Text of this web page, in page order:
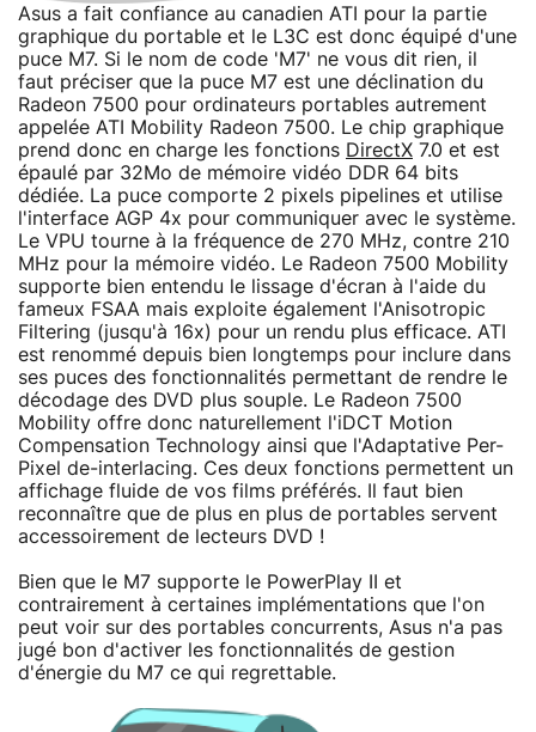
Asus a fait confiance au canadien ATI pour la partie
graphique du portable et le L3C est donc équipé d'une
puce M7. Si le nom de code 'M7' ne vous dit rien, il
faut préciser que la puce M7 est une déclination du
Radeon 7500 pour ordinateurs portables autrement
appelée ATI Mobility Radeon 7500. Le chip graphique
prend donc en charge les fonctions DirectX 7.0 et est
épaulé par 32Mo de mémoire vidéo DDR 64 bits
dédiée. La puce comporte 2 pixels pipelines et utilise
l'interface AGP 4x pour communiquer avec le système.
Le VPU tourne à la fréquence de 270 MHz, contre 210
MHz pour la mémoire vidéo. Le Radeon 7500 Mobility
supporte bien entendu le lissage d'écran à l'aide du
fameux FSAA mais exploite également l'Anisotropic
Filtering (jusqu'à 16x) pour un rendu plus efficace. ATI
est renommé depuis bien longtemps pour inclure dans
ses puces des fonctionnalités permettant de rendre le
décodage des DVD plus souple. Le Radeon 7500
Mobility offre donc naturellement l'iDCT Motion
Compensation Technology ainsi que l'Adaptative Per-
Pixel de-interlacing. Ces deux fonctions permettent un
affichage fluide de vos films préférés. Il faut bien
reconnaître que de plus en plus de portables servent
accessoirement de lecteurs DVD !
Bien que le M7 supporte le PowerPlay II et
contrairement à certaines implémentations que l'on
peut voir sur des portables concurrents, Asus n'a pas
jugé bon d'activer les fonctionnalités de gestion
d'énergie du M7 ce qui regrettable.